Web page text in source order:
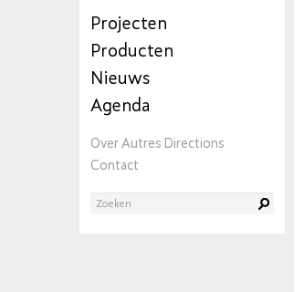
Projecten
Producten
Nieuws
Agenda
Over Autres Directions
Contact